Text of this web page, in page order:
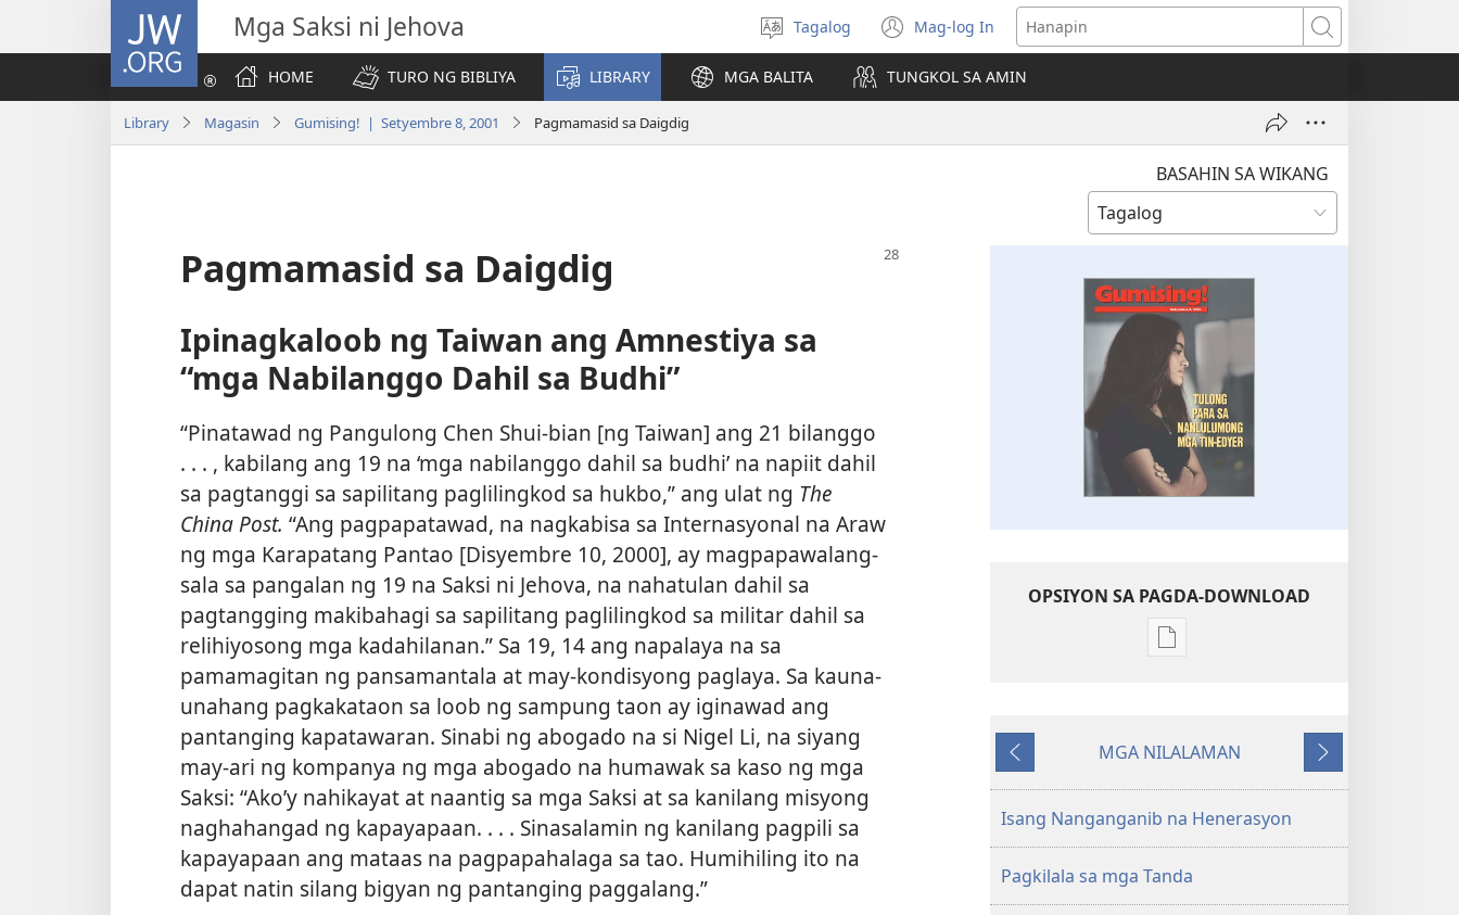
JW.ORG Mga Saksi ni Jehova
Pumili
ng
wika
Tagalog Mag-log In
(may
bubukas
na
bagong
Hanapin
HOME
TURO NG BIBLIYA LIBRARY MGA BALITA TUNGKOL SA AMIN
Library Magasin Gumising! | Setyembre 8, 2001 Pagmamasid sa Daigdig
BASAHIN SA WIKANG
Pagmamasid sa Daigdig
Ipinagkaloob ng Taiwan ang Amnestiya sa
“mga Nabilanggo Dahil sa Budhi”
“Pinatawad ng Pangulong Chen Shui-bian [ng Taiwan] ang 21 bilanggo
. . . , kabilang ang 19 na ‘mga nabilanggo dahil sa budhi’ na napiit dahil
sa pagtanggi sa sapilitang paglilingkod sa hukbo,” ang ulat ng The
China Post. “Ang pagpapatawad, na nagkabisa sa Internasyonal na Araw
ng mga Karapatang Pantao [Disyembre 10, 2000], ay magpapawalang-
sala sa pangalan ng 19 na Saksi ni Jehova, na nahatulan dahil sa
pagtangging makibahagi sa sapilitang paglilingkod sa militar dahil sa
relihiyosong mga kadahilanan.” Sa 19, 14 ang napalaya na sa
pamamagitan ng pansamantala at may-kondisyong paglaya. Sa kauna-
unahang pagkakataon sa loob ng sampung taon ay iginawad ang
pantanging kapatawaran. Sinabi ng abogado na si Nigel Li, na siyang
may-ari ng kompanya ng mga abogado na humawak sa kaso ng mga
Saksi: “Ako’y nahikayat at naantig sa mga Saksi at sa kanilang misyong
naghahangad ng kapayapaan. . . . Sinasalamin ng kanilang pagpili sa
kapayapaan ang mataas na pagpapahalaga sa tao. Humihiling ito na
dapat natin silang bigyan ng pantanging paggalang.”
OPSIYON SA PAGDA-DOWNLOAD
Opsiyon
ng
MAGASIN
Setyembre 8,
Nauna
MGA NILALAMAN
Susunod
Isang Nanganganib na Henerasyon
Pagkilala sa mga Tanda